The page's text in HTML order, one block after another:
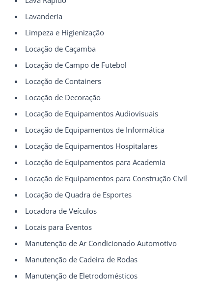
Lavanderia
Limpeza e Higienização
Locação de Caçamba
Locação de Campo de Futebol
Locação de Containers
Locação de Decoração
Locação de Equipamentos Audiovisuais
Locação de Equipamentos de Informática
Locação de Equipamentos Hospitalares
Locação de Equipamentos para Academia
Locação de Equipamentos para Construção Civil
Locação de Quadra de Esportes
Locadora de Veículos
Locais para Eventos
Manutenção de Ar Condicionado Automotivo
Manutenção de Cadeira de Rodas
Manutenção de Eletrodomésticos